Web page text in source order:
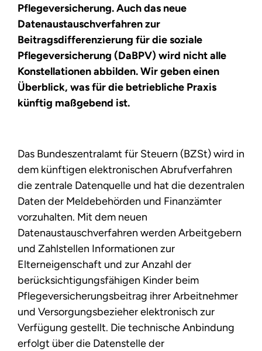
Pflegeversicherung. Auch das neue
Datenaustauschverfahren zur
Beitragsdifferenzierung für die soziale
Pflegeversicherung (DaBPV) wird nicht alle
Konstellationen abbilden. Wir geben einen
Überblick, was für die betriebliche Praxis
künftig maßgebend ist.
Das Bundeszentralamt für Steuern (BZSt) wird in
dem künftigen elektronischen Abrufverfahren
die zentrale Datenquelle und hat die dezentralen
Daten der Meldebehörden und Finanzämter
vorzuhalten. Mit dem neuen
Datenaustauschverfahren werden Arbeitgebern
und Zahlstellen Informationen zur
Elterneigenschaft und zur Anzahl der
berücksichtigungsfähigen Kinder beim
Pflegeversicherungsbeitrag ihrer Arbeitnehmer
und Versorgungsbezieher elektronisch zur
Verfügung gestellt. Die technische Anbindung
erfolgt über die Datenstelle der